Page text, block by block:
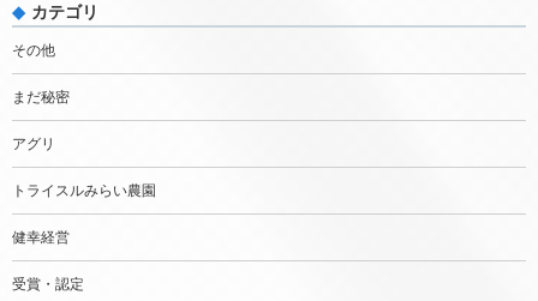
カテゴリ
その他
まだ秘密
アグリ
トライスルみらい農園
健幸経営
受賞・認定